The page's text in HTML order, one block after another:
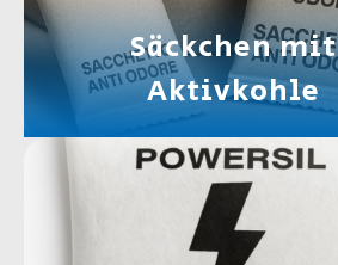
Säckchen mit
Aktivkohle